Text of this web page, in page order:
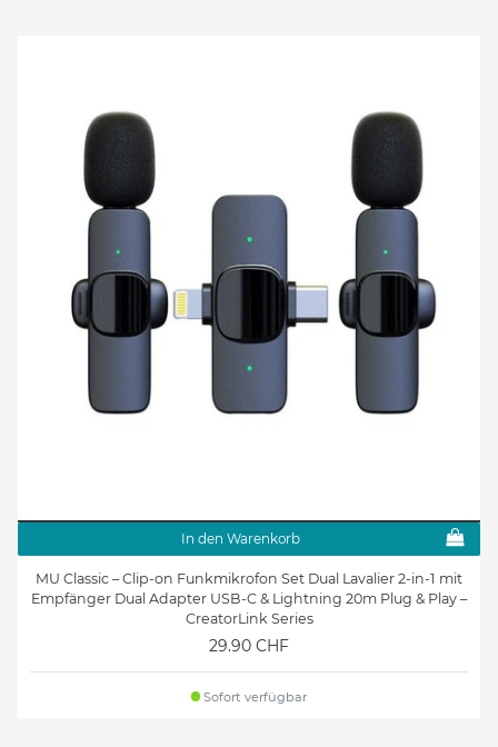
In den Warenkorb
MU Classic – Clip-on Funkmikrofon Set Dual Lavalier 2-in-1 mit
Empfänger Dual Adapter USB-C & Lightning 20m Plug & Play –
CreatorLink Series
29.90 CHF
Sofort verfügbar